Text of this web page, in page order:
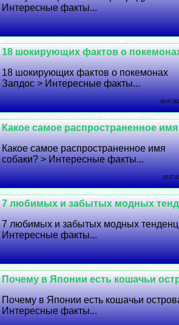
Интересные факты...
18 шокирующих фактов о
18 шокирующих фактов о покемонах
Запдос > Интересные факты...
06 07
Какое самое распространенное
Какое самое распространенное имя
собаки? > Интересные факты...
05 07
7 любимых и забытых модных
7 любимых и забытых модных
Интересные факты...
Почему в Японии есть кошачьи
Почему в Японии есть кошачьи
Интересные факты...